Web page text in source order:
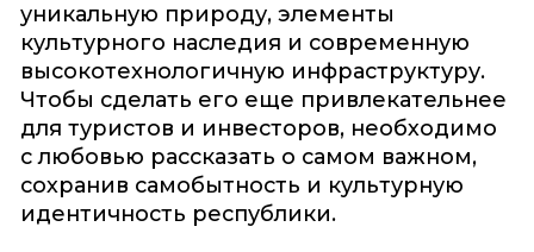
уникальную природу, элементы
культурного наследия и современную
высокотехнологичную инфраструктуру.
Чтобы сделать его еще привлекательнее
для туристов и инвесторов, необходимо
с любовью рассказать о самом важном,
сохранив самобытность и культурную
идентичность республики.